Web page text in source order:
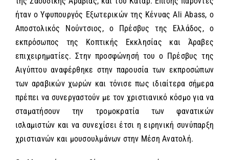
ήταν ο Υφυπουργός Εξωτερικών της ΚένυαςAli Abass, ο
Αποστολικός Νούντσιος, ο Πρέσβυς της Ελλάδος, ο
εκπρόσωπος της Κοπτικής Εκκλησίας και Άραβες
επιχειρηματίες. Στην προσφώνησή του ο Πρέσβυς της
Αιγύπτου αναφέρθηκε στην παρουσία των εκπροσώπων
των αραβικών χωρών και τόνισε πως ιδιαίτερα σήμερα
πρέπει να συνεργαστούν με τον χριστιανικό κόσμο για να
σταματήσουν την τρομοκρατία των φανατικών
ισλαμιστών και να συνεχίσει έτσι η ειρηνική συνύπαρξη
χριστιανών και μουσουλμάνων στην Μέση Ανατολή.